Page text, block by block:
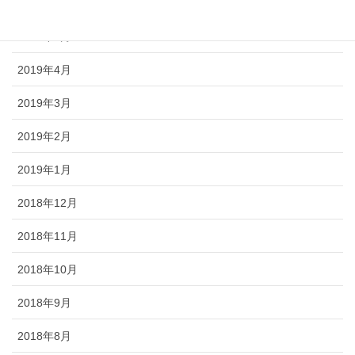
2019年4月
2019年3月
2019年2月
2019年1月
2018年12月
2018年11月
2018年10月
2018年9月
2018年8月